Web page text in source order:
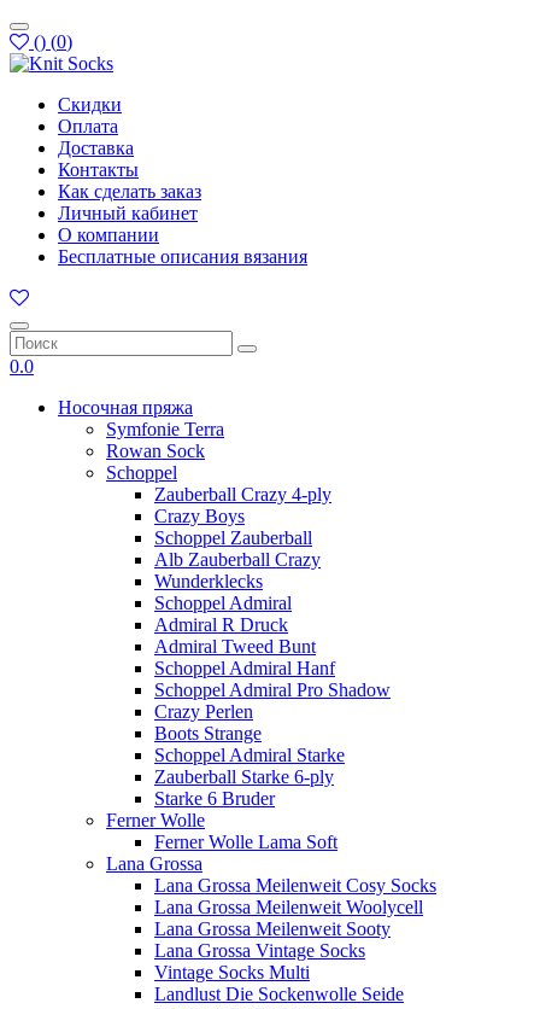
() (0)
Скидки
Оплата
Доставка
Контакты
Как сделать заказ
Личный кабинет
О компании
Бесплатные описания вязания
0.0
Носочная пряжа
Symfonie Terra
Rowan Sock
Schoppel
Zauberball Crazy 4-ply
Crazy Boys
Schoppel Zauberball
Alb Zauberball Crazy
Wunderklecks
Schoppel Admiral
Admiral R Druck
Admiral Tweed Bunt
Schoppel Admiral Hanf
Schoppel Admiral Pro Shadow
Crazy Perlen
Boots Strange
Schoppel Admiral Starke
Zauberball Starke 6-ply
Starke 6 Bruder
Ferner Wolle
Ferner Wolle Lama Soft
Lana Grossa
Lana Grossa Meilenweit Cosy Socks
Lana Grossa Meilenweit Woolycell
Lana Grossa Meilenweit Sooty
Lana Grossa Vintage Socks
Vintage Socks Multi
Landlust Die Sockenwolle Seide